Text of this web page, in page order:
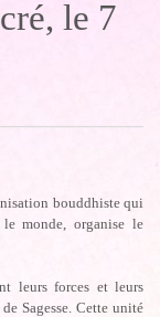
le 7
bouddhiste qui
monde, organise le
leurs forces et leurs
Sagesse. Cette unité